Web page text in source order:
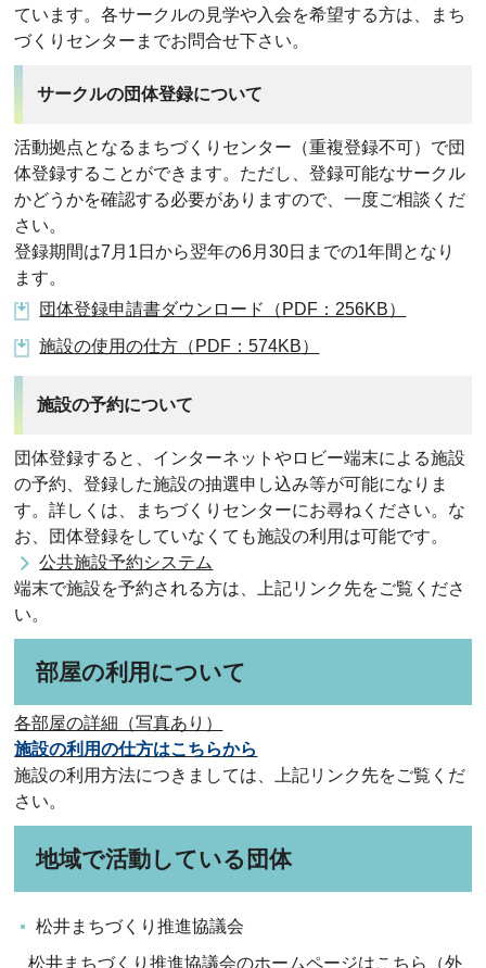
ています。各サークルの見学や入会を希望する方は、まち
づくりセンターまでお問合せ下さい。
サークルの団体登録について
活動拠点となるまちづくりセンター（重複登録不可）で団
体登録することができます。ただし、登録可能なサークル
かどうかを確認する必要がありますので、一度ご相談くだ
さい。
登録期間は7月1日から翌年の6月30日までの1年間となり
ます。
団体登録申請書ダウンロード（PDF：256KB）
施設の使用の仕方（PDF：574KB）
施設の予約について
団体登録すると、インターネットやロビー端末による施設
の予約、登録した施設の抽選申し込み等が可能になりま
す。詳しくは、まちづくりセンターにお尋ねください。な
お、団体登録をしていなくても施設の利用は可能です。
公共施設予約システム
端末で施設を予約される方は、上記リンク先をご覧くださ
い。
部屋の利用について
各部屋の詳細（写真あり）
施設の利用の仕方はこちらから
施設の利用方法につきましては、上記リンク先をご覧くだ
さい。
地域で活動している団体
松井まちづくり推進協議会
松井まちづくり推進協議会のホームページはこちら（外